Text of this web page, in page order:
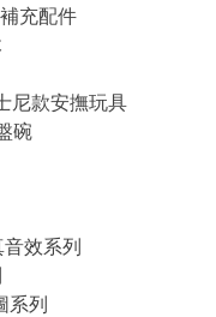
充配件
尼款安撫玩具
碗
效系列
系列